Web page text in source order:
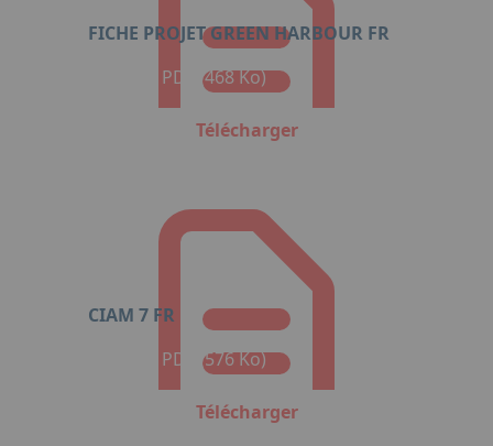
FICHE PROJET GREEN HARBOUR FR
Format : PDF (468 Ko)
Télécharger
CIAM 7 FR
Format : PDF (576 Ko)
Télécharger